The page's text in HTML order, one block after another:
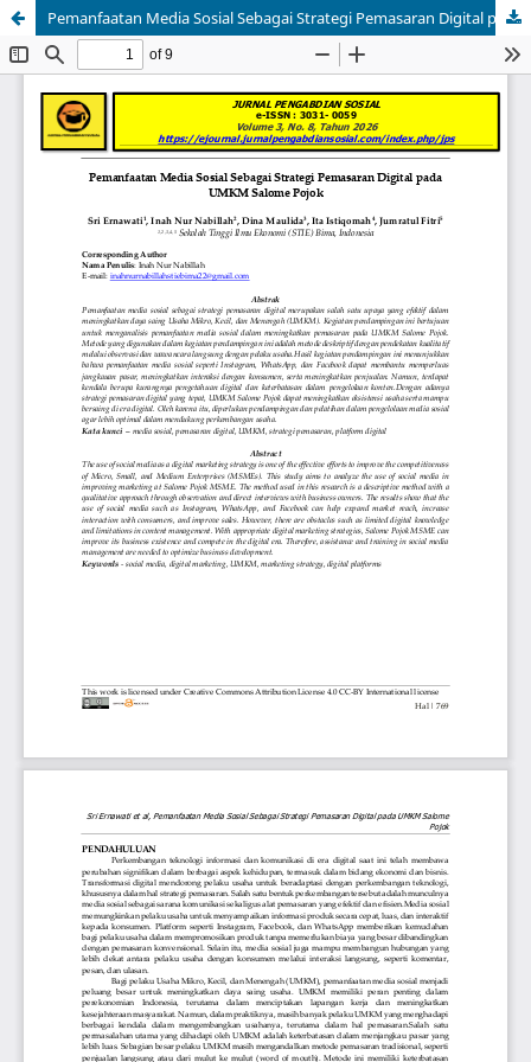
Pemanfaatan Media Sosial Sebagai Strategi Pemasaran Digital pada UMKM Salome Pojok